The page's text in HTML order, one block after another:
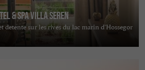
& Spa Villa Seren
sur les rives du lac marin d’Hossegor